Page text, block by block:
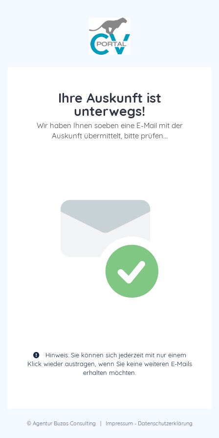
Ihre Auskunft ist
unterwegs!
Wir haben Ihnen soeben eine E-Mail mit der
Auskunft übermittelt, bitte prüfen...
Hinweis: Sie können sich jederzeit mit nur einem
Klick wieder austragen, wenn Sie keine weiteren E-Mails
erhalten möchten.
© Agentur Buzas Consulting | Impressum- Datenschutzerklärung